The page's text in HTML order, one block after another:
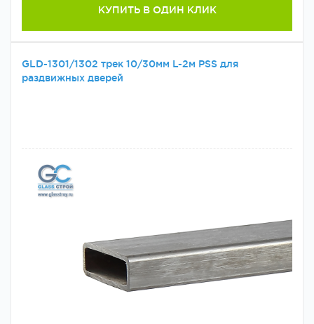
КУПИТЬ В ОДИН КЛИК
GLD-1301/1302 трек 10/30мм L-2м PSS для
раздвижных дверей